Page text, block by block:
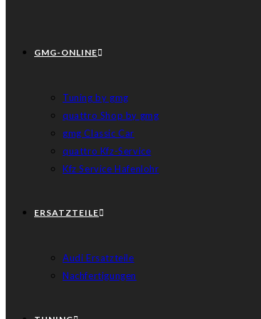
GMG-ONLINE
Tuning by gmg
quattro Shop by gmg
gmg Classic Car
quattro Kfz-Service
Kfz Service Hafenlohr
ERSATZTEILE
Audi Ersatzteile
Nachfertigungen